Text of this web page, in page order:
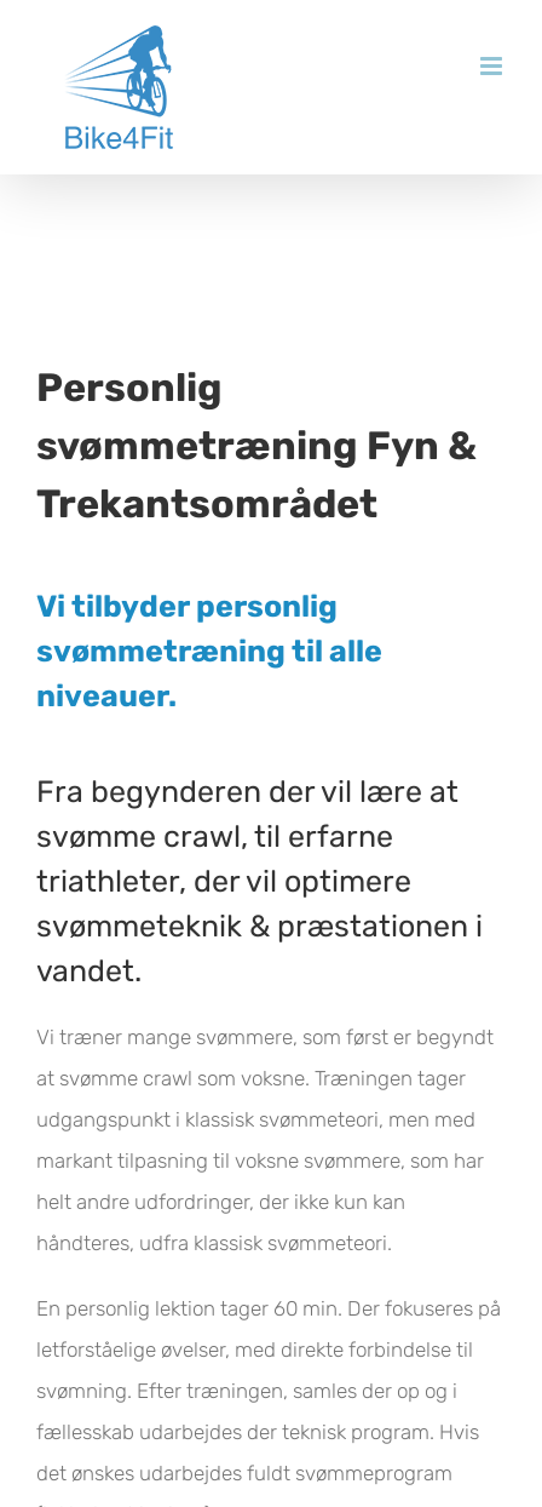
Personlig
svømmetræning Fyn &
Trekantsområdet
Vi tilbyder personlig
svømmetræning til alle
niveauer.
Fra begynderen der vil lære at
svømme crawl, til erfarne
triathleter, der vil optimere
svømmeteknik & præstationen i
vandet.
Vi træner mange svømmere, som først er begyndt
at svømme crawl som voksne. Træningen tager
udgangspunkt i klassisk svømmeteori, men med
markant tilpasning til voksne svømmere, som har
helt andre udfordringer, der ikke kun kan
håndteres, udfra klassisk svømmeteori.
En personlig lektion tager 60 min. Der fokuseres på
letforståelige øvelser, med direkte forbindelse til
svømning. Efter træningen, samles der op og i
fællesskab udarbejdes der teknisk program. Hvis
det ønskes udarbejdes fuldt svømmeprogram